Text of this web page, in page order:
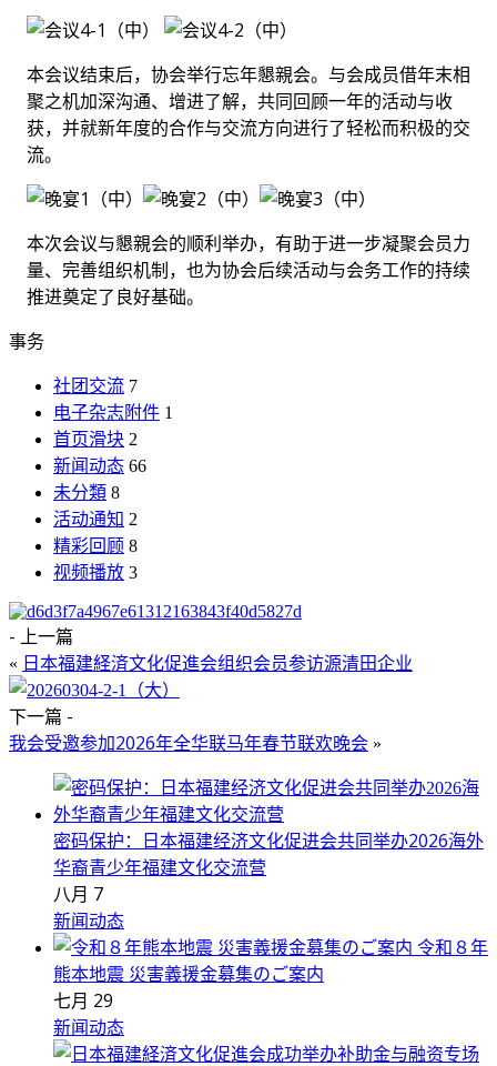
本会议结束后，协会举行忘年懇親会。与会成员借年末相
聚之机加深沟通、增进了解，共同回顾一年的活动与收
获，并就新年度的合作与交流方向进行了轻松而积极的交
流。
本次会议与懇親会的顺利举办，有助于进一步凝聚会员力
量、完善组织机制，也为协会后续活动与会务工作的持续
推进奠定了良好基础。
事务
社团交流 7
电子杂志附件 1
首页滑块 2
新闻动态 66
未分類 8
活动通知 2
精彩回顾 8
视频播放 3
- 上一篇
« 日本福建経済文化促進会组织会员参访源清田企业
下一篇 -
我会受邀参加2026年全华联马年春节联欢晚会 »
密码保护：日本福建经济文化促进会共同举办2026海外
华裔青少年福建文化交流营
八月 7
新闻动态
令和８年
熊本地震 災害義援金募集のご案内
七月 29
新闻动态